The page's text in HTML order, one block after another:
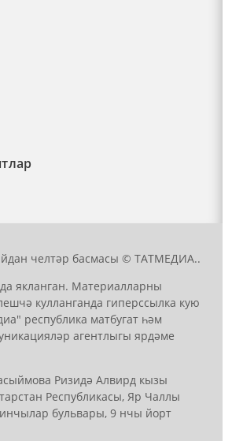
челтәр басмасы © ТАТМЕДИА..
якланган. Материалларны
кулланганда гиперссылка кую
республика матбугат һәм
агентлыгы ярдәме
Ризидә Алвирд кызы
Республикасы, Яр Чаллы
бульвары, 9 нчы йорт